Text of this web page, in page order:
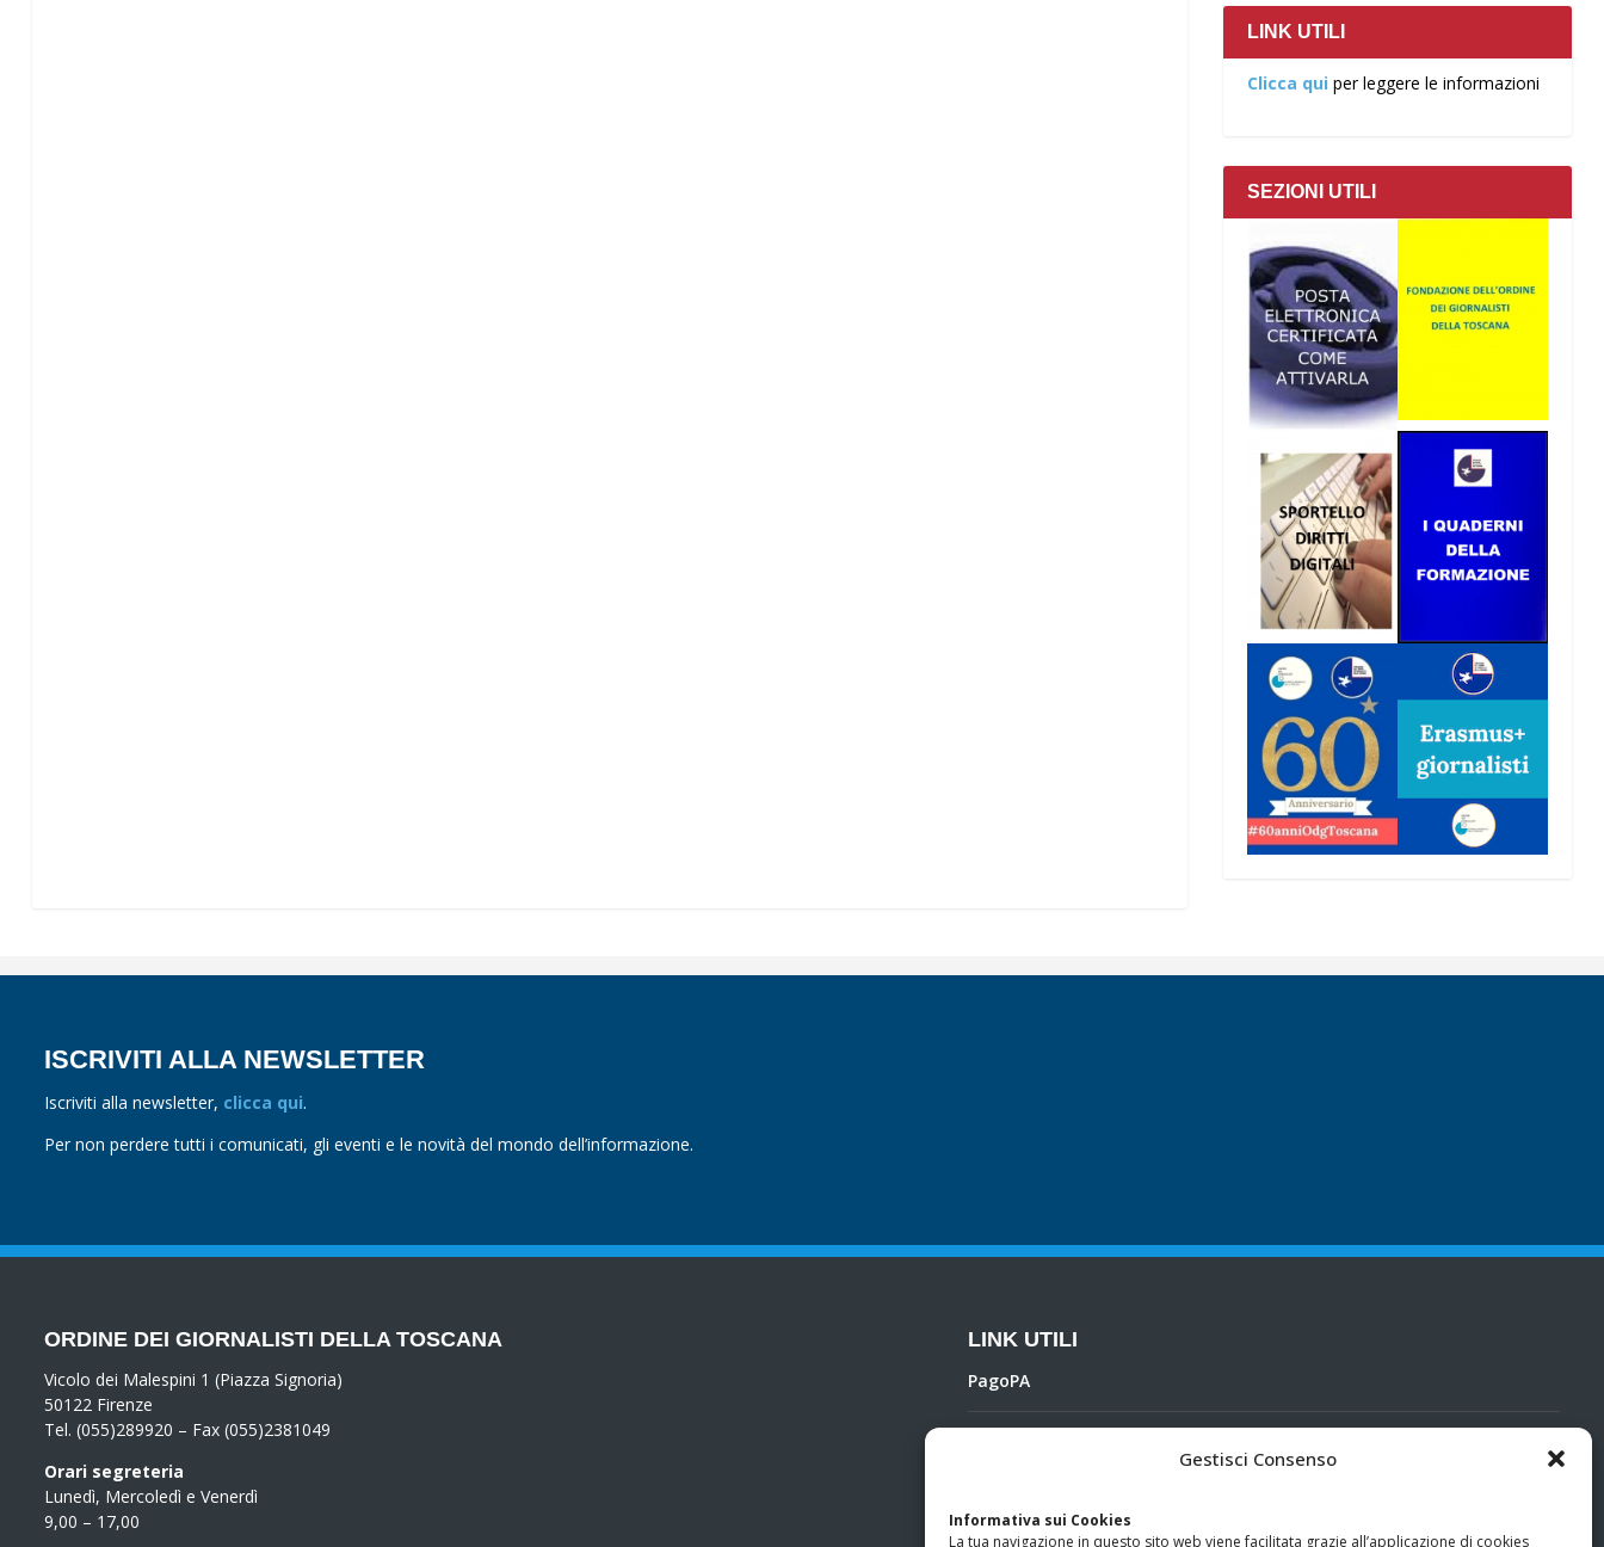
Gestisci Consenso
Informativa sui Cookies
La tua navigazione in questo sito web viene facilitata grazie all’applicazione di cookies
LINK UTILI
Clicca qui per leggere le informazioni
SEZIONI UTILI
ISCRIVITI ALLA NEWSLETTER
Iscriviti alla newsletter, clicca qui.
Per non perdere tutti i comunicati, gli eventi e le novità del mondo dell’informazione.
ORDINE DEI GIORNALISTI DELLA TOSCANA
Vicolo dei Malespini 1 (Piazza Signoria)
50122 Firenze
Tel. (055)289920 – Fax (055)2381049
Orari segreteria
Lunedì, Mercoledì e Venerdì
9,00 – 17,00
LINK UTILI
PagoPA